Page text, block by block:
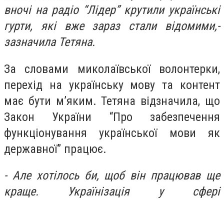
вночі на радіо “Лідер” крутили українські
гурти, які вже зараз стали відомими,-
зазначила Тетяна.
За словами миколаївської волонтерки,
перехід на українську мову та контент
має бути м’яким. Тетяна відзначила, що
Закон України “Про забезпечення
функціонування української мови як
державної” працює.
- Але хотілось би, щоб він працював ще
краще. Українізація у сфері